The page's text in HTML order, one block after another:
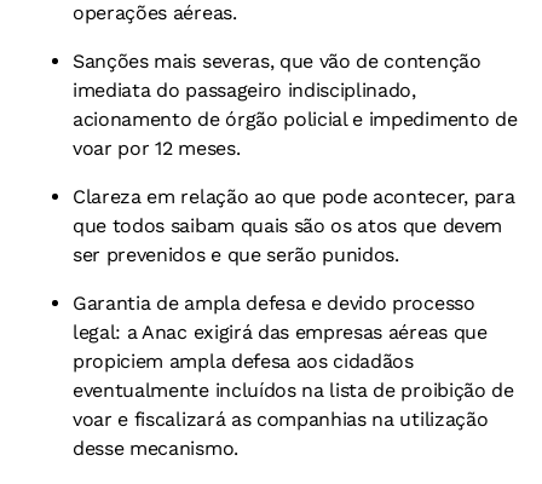
operações aéreas.
Sanções mais severas, que vão de contenção
imediata do passageiro indisciplinado,
acionamento de órgão policial e impedimento de
voar por 12 meses.
Clareza em relação ao que pode acontecer, para
que todos saibam quais são os atos que devem
ser prevenidos e que serão punidos.
Garantia de ampla defesa e devido processo
legal: a Anac exigirá das empresas aéreas que
propiciem ampla defesa aos cidadãos
eventualmente incluídos na lista de proibição de
voar e fiscalizará as companhias na utilização
desse mecanismo.